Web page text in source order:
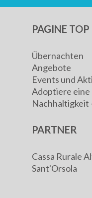
PAGINE TOP
Übernachten
Angebote
Events und
Adoptiere eine
Nachhaltigkeit
PARTNER
Cassa Rurale
Sant'Orsola